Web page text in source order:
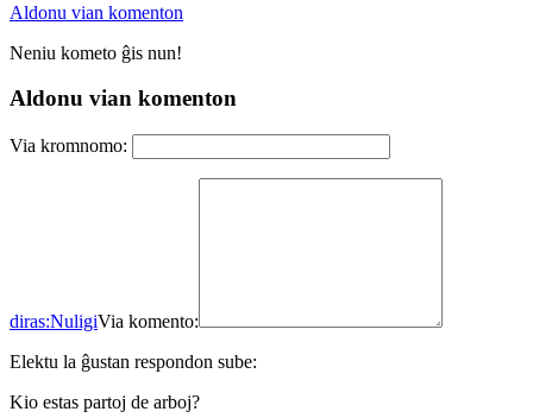
Aldonu vian komenton
Neniu kometo ĝis nun!
Aldonu vian komenton
Via kromnomo:
diras:NuligiVia komento:
Elektu la ĝustan respondon sube:
Kio estas partoj de arboj?